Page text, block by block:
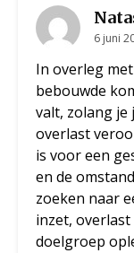
6 juni
In overleg
bebouwde
valt, zolang je
overlast
is voor een
en de
zoeken naar
inzet,
doelgroep